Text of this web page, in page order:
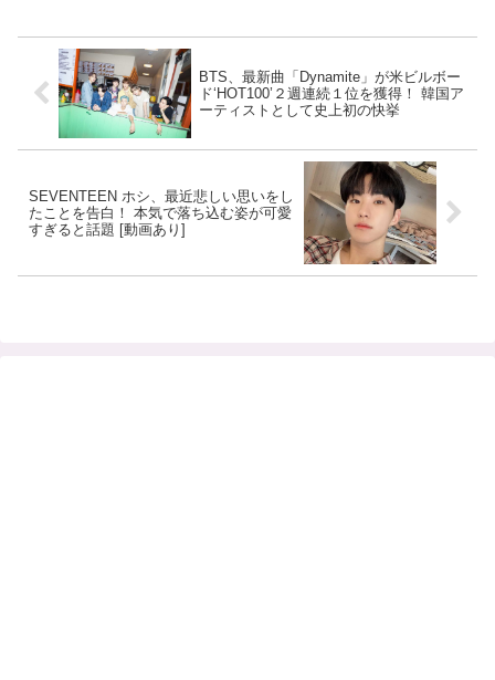
BTS、最新曲「Dynamite」が米ビルボー
ド‘HOT100’２週連続１位を獲得！ 韓国ア
ーティストとして史上初の快挙
SEVENTEEN ホシ、最近悲しい思いをし
たことを告白！ 本気で落ち込む姿が可愛
すぎると話題 [動画あり]